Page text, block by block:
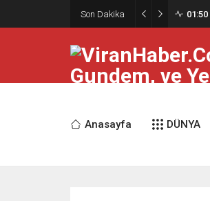
Son Dakika 01:50
Anasayfa DÜNYA